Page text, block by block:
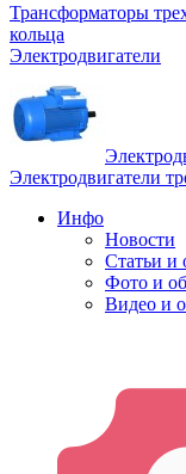
Трансформаторы
кольца
Электродвигатели
Электродвигатели
Инфо
Новости
Статьи и
Фото и
Видео и